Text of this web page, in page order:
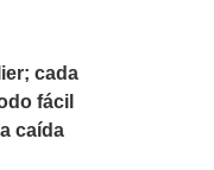
cada
fácil
caída